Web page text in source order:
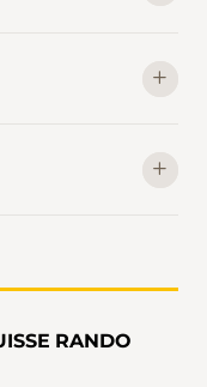
RANDO